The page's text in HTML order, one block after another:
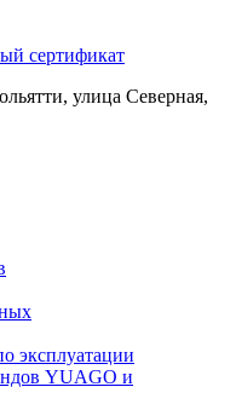
сертификат
улица Северная,
эксплуатации
YUAGO и